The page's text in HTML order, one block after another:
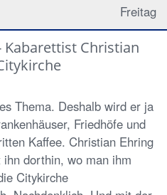
Freitag
Kabarettist Christian
Thema. Deshalb wird er ja
Friedhöfe und
Kaffee. Christian Ehring
dorthin, wo man ihm
Citykirche